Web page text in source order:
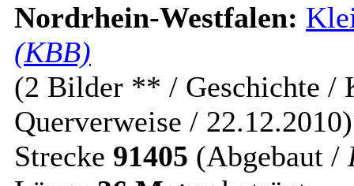
Nordrhein-Westfalen:
(KBB)
(2 Bilder ** / Geschichte /
Querverweise / 22.12.2010)
Strecke 91405 (Abgebaut /